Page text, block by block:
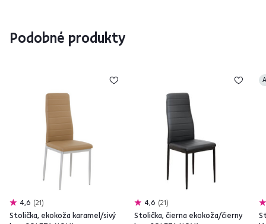
Podobné produkty
4,6 21
Stolička, ekokoža karamel/sivý
4,6 21
Stolička, čierna ekokoža/čierny